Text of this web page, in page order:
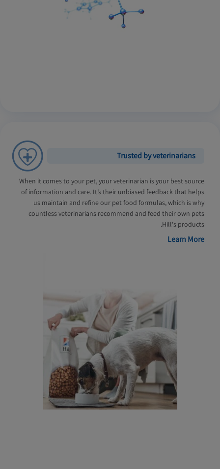
Trusted by veterinarians
When it comes to your pet, your veterinarian is your best source
of information and care. It’s their unbiased feedback that helps
us maintain and refine our pet food formulas, which is why
countless veterinarians recommend and feed their own pets
Hill's products.
Learn More